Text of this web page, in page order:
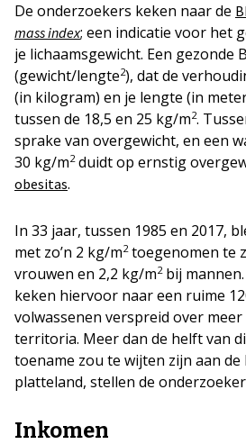
De onderzoekers keken naar de
mass index; een indicatie voor het
je lichaamsgewicht. Een gezonde
(gewicht/lengte2), dat de
(in kilogram) en je lengte (in
tussen de 18,5 en 25 kg/m2.
sprake van overgewicht, en een
30 kg/m2duidt op ernstig
obesitas.
In 33 jaar, tussen 1985 en 2017,
met zo’n 2 kg/m2toegenomen te
vrouwen en 2,2 kg/m2bij
keken hiervoor naar een ruime
volwassenen verspreid over meer
territoria. Meer dan de helft van
toename zou te wijten zijn aan
platteland, stellen de
Inkomen